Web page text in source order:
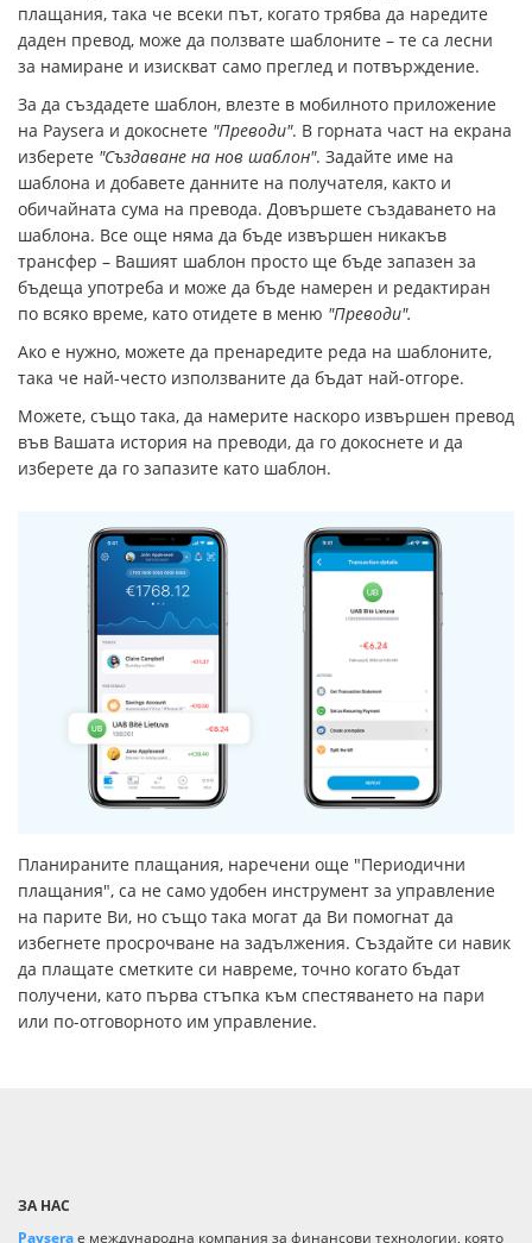
плащания, така че всеки път, когато трябва да наредите
даден превод, може да ползвате шаблоните – те са лесни
за намиране и изискват само преглед и потвърждение.
За да създадете шаблон, влезте в мобилното приложение
на Paysera и докоснете "Преводи". В горната част на екрана
изберете "Създаване на нов шаблон". Задайте име на
шаблона и добавете данните на получателя, както и
обичайната сума на превода. Довършете създаването на
шаблона. Все още няма да бъде извършен никакъв
трансфер – Вашият шаблон просто ще бъде запазен за
бъдеща употреба и може да бъде намерен и редактиран
по всяко време, като отидете в меню "Преводи".
Ако е нужно, можете да пренаредите реда на шаблоните,
така че най-често използваните да бъдат най-отгоре.
Можете, също така, да намерите наскоро извършен превод
във Вашата история на преводи, да го докоснете и да
изберете да го запазите като шаблон.
Планираните плащания, наречени още "Периодични
плащания", са не само удобен инструмент за управление
на парите Ви, но също така могат да Ви помогнат да
избегнете просрочване на задължения. Създайте си навик
да плащате сметките си навреме, точно когато бъдат
получени, като първа стъпка към спестяването на пари
или по-отговорното им управление.
ЗА НАС
Payseraе международна компания за финансови технологии, която